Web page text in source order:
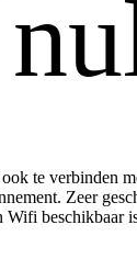
te verbinden
Zeer
Wifi beschikbaar